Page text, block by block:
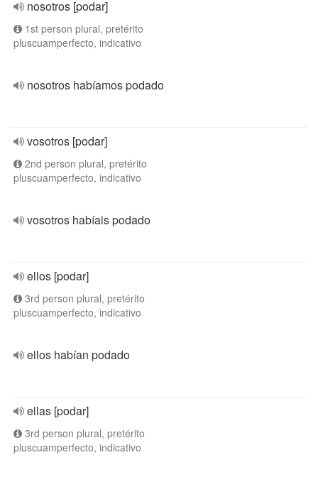
nosotros [podar]
1st person plural, pretérito
pluscuamperfecto, indicativo
nosotros habíamos podado
vosotros [podar]
2nd person plural, pretérito
pluscuamperfecto, indicativo
vosotros habíais podado
ellos [podar]
3rd person plural, pretérito
pluscuamperfecto, indicativo
ellos habían podado
ellas [podar]
3rd person plural, pretérito
pluscuamperfecto, indicativo